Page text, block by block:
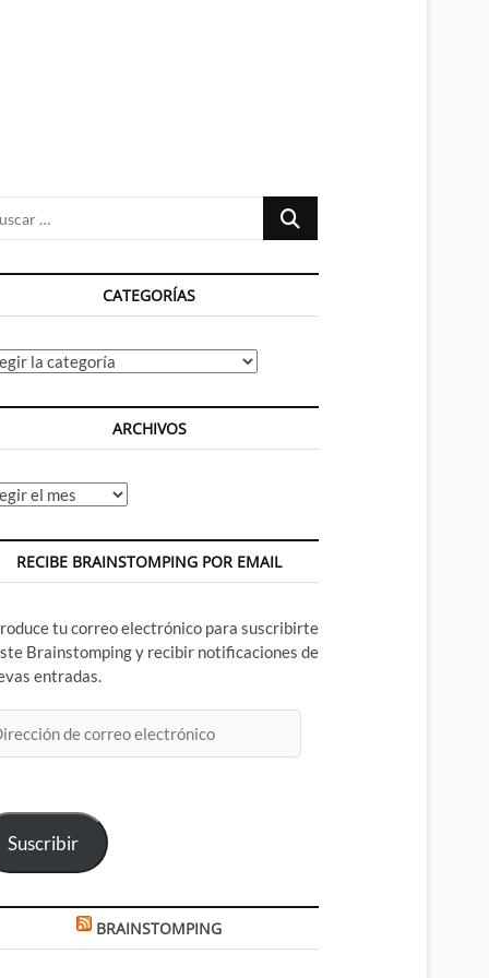
Buscar
CATEGORÍAS
ARCHIVOS
RECIBE BRAINSTOMPING POR EMAIL
tu correo electrónico para suscribirte
Brainstomping y recibir notificaciones de
entradas.
Suscribir
BRAINSTOMPING